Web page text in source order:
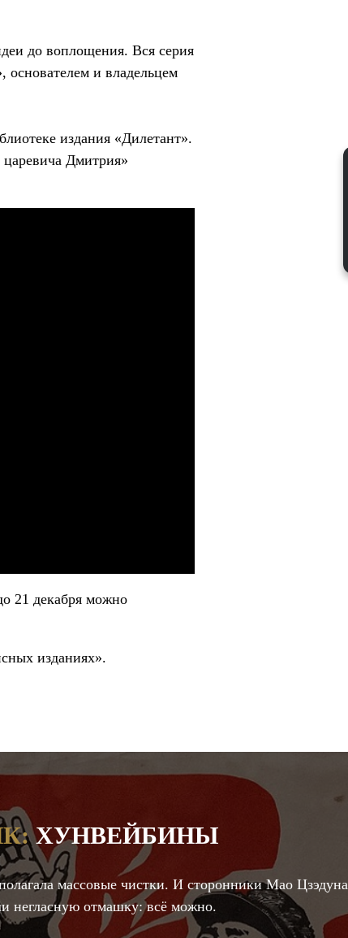
до воплощения. Вся серия
и владельцем
издания «Дилетант».
Дмитрия»
21 декабря можно
изданиях».
ХУНВЕЙБИНЫ
массовые чистки. И сторонники Мао Цзэдуна
негласную отмашку: всё можно.